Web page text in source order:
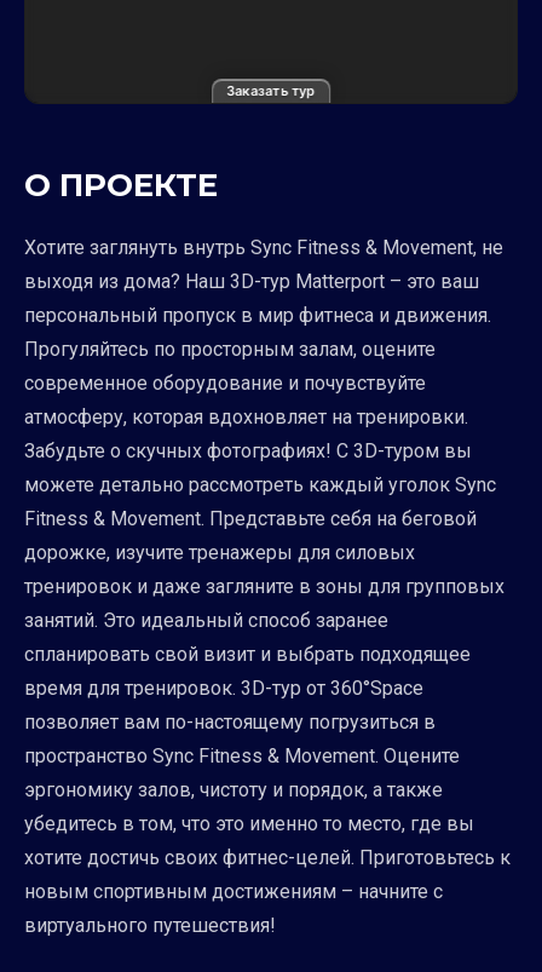
Заказать тур
О ПРОЕКТЕ
Хотите заглянуть внутрь Sync Fitness & Movement, не
выходя из дома? Наш 3D-тур Matterport – это ваш
персональный пропуск в мир фитнеса и движения.
Прогуляйтесь по просторным залам, оцените
современное оборудование и почувствуйте
атмосферу, которая вдохновляет на тренировки.
Забудьте о скучных фотографиях! С 3D-туром вы
можете детально рассмотреть каждый уголок Sync
Fitness & Movement. Представьте себя на беговой
дорожке, изучите тренажеры для силовых
тренировок и даже загляните в зоны для групповых
занятий. Это идеальный способ заранее
спланировать свой визит и выбрать подходящее
время для тренировок. 3D-тур от 360°Space
позволяет вам по-настоящему погрузиться в
пространство Sync Fitness & Movement. Оцените
эргономику залов, чистоту и порядок, а также
убедитесь в том, что это именно то место, где вы
хотите достичь своих фитнес-целей. Приготовьтесь к
новым спортивным достижениям – начните с
виртуального путешествия!